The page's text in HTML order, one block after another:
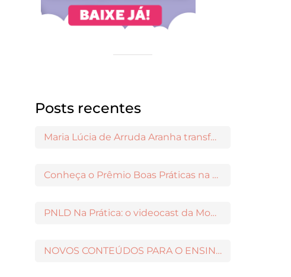
Posts recentes
Maria Lúcia de Arruda Aranha transformou o ensino de Filosofia no Brasil
Conheça o Prêmio Boas Práticas na Escola
PNLD Na Prática: o videocast da Moderna para apoiar a escolha das obras aprovadas
NOVOS CONTEÚDOS PARA O ENSINO MÉDIO DISPONÍVEIS NO MODERNAMIGOS